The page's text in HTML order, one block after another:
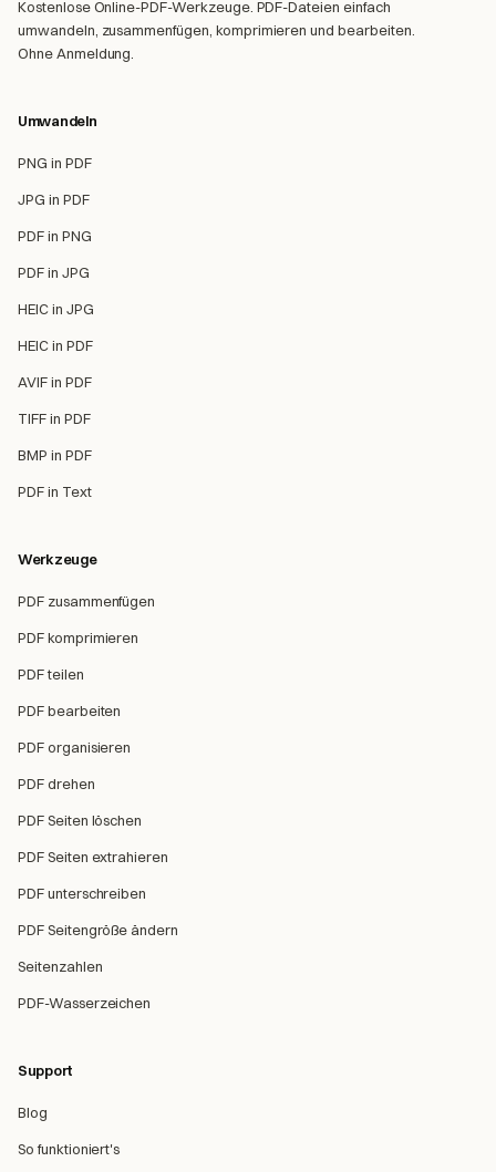
Kostenlose Online-PDF-Werkzeuge. PDF-Dateien einfach
umwandeln, zusammenfügen, komprimieren und bearbeiten.
Ohne Anmeldung.
Umwandeln
PNG in PDF
JPG in PDF
PDF in PNG
PDF in JPG
HEIC in JPG
HEIC in PDF
AVIF in PDF
TIFF in PDF
BMP in PDF
PDF in Text
Werkzeuge
PDF zusammenfügen
PDF komprimieren
PDF teilen
PDF bearbeiten
PDF organisieren
PDF drehen
PDF Seiten löschen
PDF Seiten extrahieren
PDF unterschreiben
PDF Seitengröße ändern
Seitenzahlen
PDF-Wasserzeichen
Support
Blog
So funktioniert's